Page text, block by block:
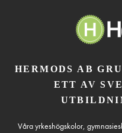
HERMODS AB
ETT AV
Våra yrkeshögskolor,